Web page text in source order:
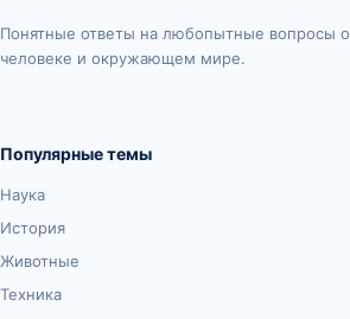
Понятные ответы на любопытные вопросы о
человеке и окружающем мире.
Популярные темы
Наука
История
Животные
Техника